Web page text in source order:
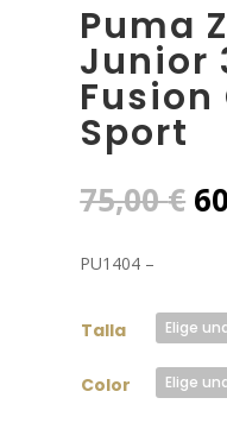
Puma
Junior
Fusion
Sport
75,00€ El
PU1404 –
Talla
Color